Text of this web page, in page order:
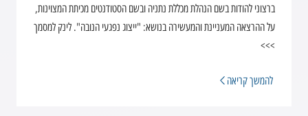
ברצוני להודות בשם הנהלת מכללת נתניה ובשם הסטודנטים מכיתת המצוינות,
על ההרצאה המעניינת והמעשירה בנושא: "ייצוג נפגעי הנובה". לינק למסמך
>>>
להמשך קריאה